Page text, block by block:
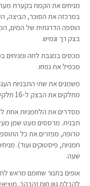
מניחים את הקמח בקערת
במרכזה את הסוכר, הביצה,
הוספה הדרגתית של המים,
בצק רך וגמיש.
מכסים במגבת לחה
מכפיל את נפחו.
משמנים את שתי התבניות
מחלקים את הבצק ל-16 חלקים ומגלגלים לכדורים שווים.
מסדרים את הלחמניות אחת
תבנית. מרססים מעט שמן
טרופה, מפזרים את כל
חמניות, פיסטוקים ועוד).
שעה.
לקבלת גוון חום זהבהב.